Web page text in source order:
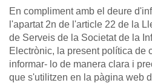
En compliment amb el deure
l'apartat 2n de l'article 22 de la
de Serveis de la Societat de la
Electrònic, la present política de
informar- lo de manera clara i
que s'utilitzen en la pàgina web